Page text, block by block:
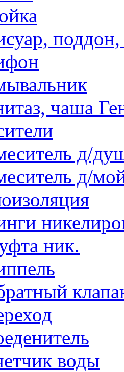
поддон,
чаша
д/
д/
ник.
воды